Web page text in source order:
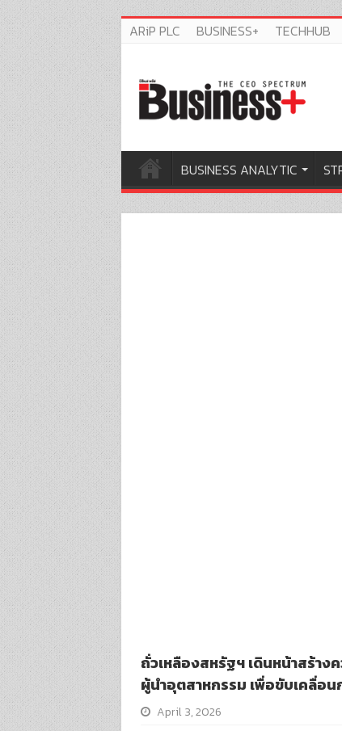
ARiP PLC BUSINESS+ TECHHUB
BUSINESS ANALYTIC
ถั่วเหลืองสหรัฐฯ เดินหน้าสร้าง
ผู้นำอุตสาหกรรม เพื่อขับเคลื่อ
April 3, 2026